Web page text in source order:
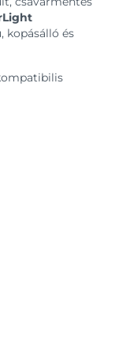
kopásálló és